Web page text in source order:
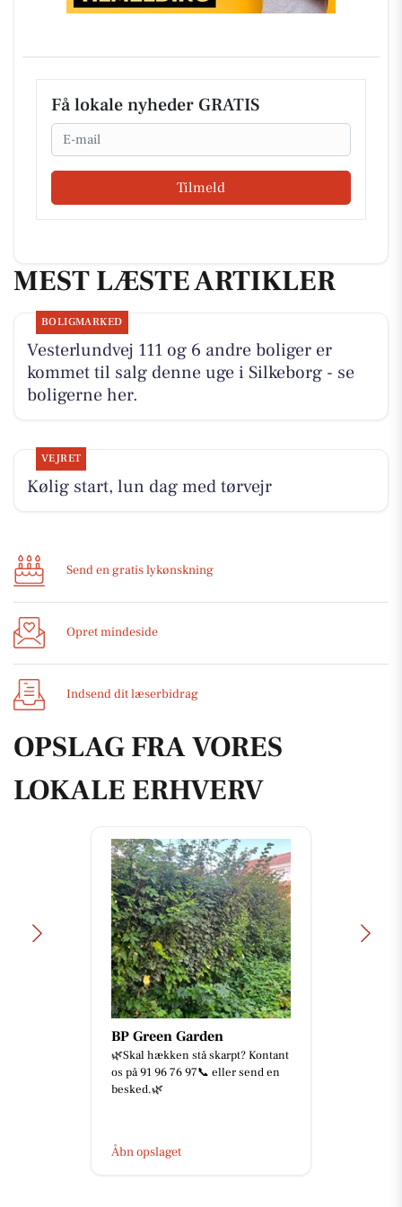
Få lokale nyheder GRATIS
Email
Tilmeld
MEST LÆSTE ARTIKLER
BOLIGMARKED
Vesterlundvej 111 og 6 andre boliger er
kommet til salg denne uge i Silkeborg - se
boligerne her.
VEJRET
Kølig start, lun dag med tørvejr
Send en gratis lykønskning
Opret mindeside
Indsend dit læserbidrag
OPSLAG FRA VORES
LOKALE ERHVERV
BP Green Garden
🌿Skal hækken stå skarpt? Kontant
os på 91 96 76 97📞 eller send en
besked.🌿
Åbn opslaget